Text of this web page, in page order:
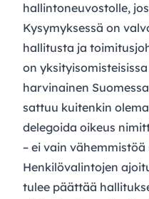
hallintoneuvostolle,
Kysymyksessä on
hallitusta ja
on
harvinainen
sattuu kuitenkin
delegoida oikeus
– ei vain vähemmistöä
Henkilövalintojen
tulee päättää